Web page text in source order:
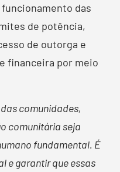
das
de potência,
de outorga e
financeira por meio
comunidades,
comunitária seja
fundamental. É
e garantir que essas